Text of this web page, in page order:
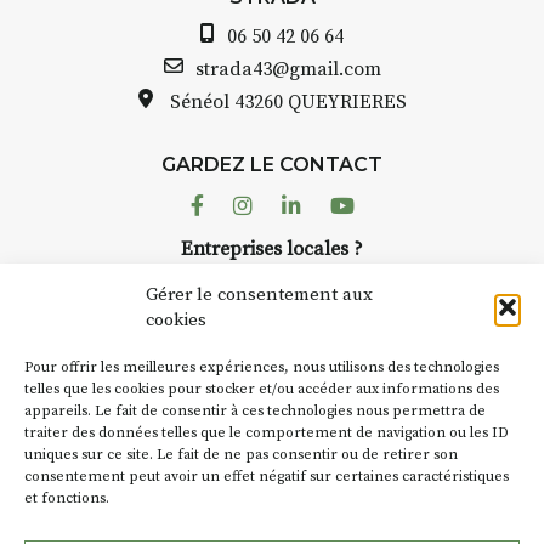
Gérer le consentement aux
cookies
Pour offrir les meilleures expériences, nous utilisons des technologies
telles que les cookies pour stocker et/ou accéder aux informations des
appareils. Le fait de consentir à ces technologies nous permettra de
traiter des données telles que le comportement de navigation ou les ID
uniques sur ce site. Le fait de ne pas consentir ou de retirer son
consentement peut avoir un effet négatif sur certaines caractéristiques
et fonctions.
INTERVIEW
STRADA Bernard Turle, vous
Auzon…
Bernard TURLE Le Fumoir n’est
pas une galerie permanente.
Chaque année, le 1er dimanche
d’août, l’association
artisans investissent les rues, les
caves, les granges d’Auzon. Le
Fumoir est l’un de ces espaces
temporaires d’accueil de la
culture. Il s’associe également à
06 50 42 06 64
strada43@gmail.com
Sénéol 43260 QUEYRIERES
GARDEZ LE CONTACT
FacebookInstagram
LinkedinYoutube
Entreprises locales ?
Suivez toute l'actu de Strada